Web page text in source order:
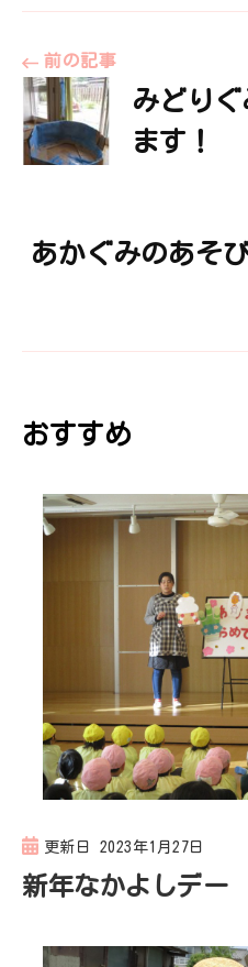
投
稿
ビ
ゲ
ー
シ
ョ
前の記事
みどり
ます！
あかぐみのあそ
おすすめ
更新日 2023年1月27日
新年なかよしデー